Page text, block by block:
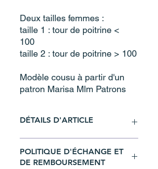
Deux tailles femmes :
taille 1 : tour de poitrine <
100
taille 2 : tour de poitrine > 100
Modèle cousu à partir d'un
patron Marisa Mlm Patrons
DÉTAILS D'ARTICLE
100% coton
POLITIQUE D'ÉCHANGE ET
DE REMBOURSEMENT